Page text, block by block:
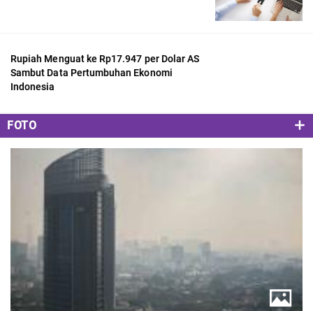
Rupiah Menguat ke Rp17.947 per Dolar AS
Sambut Data Pertumbuhan Ekonomi
Indonesia
FOTO